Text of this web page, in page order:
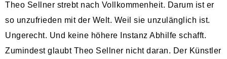
Theo Sellner strebt nach Vollkommenheit. Darum ist er
so unzufrieden mit der Welt. Weil sie unzulänglich ist.
Ungerecht. Und keine höhere Instanz Abhilfe schafft.
Zumindest glaubt Theo Sellner nicht daran. Der Künstler